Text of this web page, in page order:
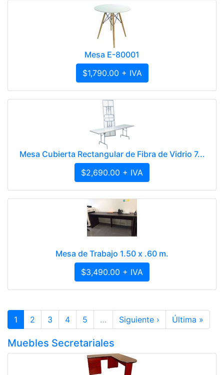
Mesa E-80001
$1,790.00 + IVA
Mesa Cubierta Rectangular de Fibra de Vidrio 7...
$2,690.00 + IVA
Mesa de Trabajo 1.50 x .60 m.
$3,490.00 + IVA
1 2 3 4 5 … Siguiente › Última »
Muebles Secretariales